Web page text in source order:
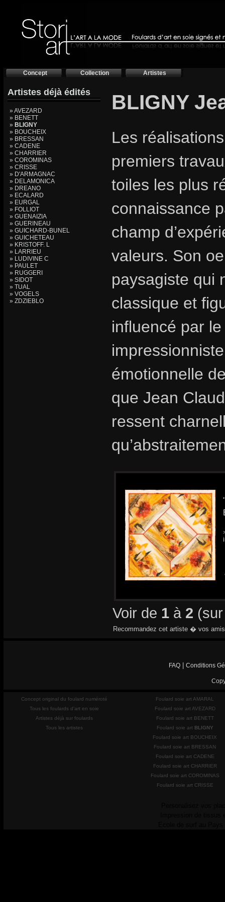
Concept Collection Artistes
Artistes déjà édités
» AVEZARD
» BENETT
» BLIGNY
» BOUCHEIX
» BRESSAN
» CADENE
» CHARRIER
» COROMINAS
» CRISSE
» D'ARMAGNAC
» DELAMONICA
» DREANO
» ECALARD
» EURGAL
» FOLLIOT
» GUENAIZIA
» GUERINEAU
» GUICHARD-BUNEL
» GUICHETEAU
» KRISTOFF. L
» LARRIEU
» LUDIVINE C
» PAULET
» RUGGERI
» SIDOT
» TUAL
» VOGELS
» ZDZIEBLO
BLIGNY
Les
premiers
toiles les plus
connaissance
champ
valeurs. Son
paysagiste qui
classique et
influencé par
émotionnelle
que Jean
ressent
Voir de 1 à 2
Recommandez cet artiste � vos
FAQ Conditions
Concept original du foulard numéroté
Tous les foulards d'art en soie
Artistes déjà sur foulards
Tous les artistes
Foulard soie art AMARAL
Foulard soie art AVEZARD
Foulard soie art BENETT
Foulard soie art BLIGNY
Foulard soie art BOUCHEIX
Foulard soie art BRESSAN
Foulard soie art CADENE
Foulard soie art CHARRIER
Foulard soie art COROMINAS
Foulard soie art CRISSE